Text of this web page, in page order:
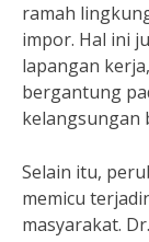
ramah
impor. Hal ini
lapangan
bergantung
kelangsungan
Selain itu,
memicu
masyarakat.